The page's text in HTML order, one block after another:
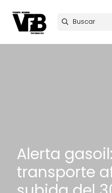
Alerta
transporte